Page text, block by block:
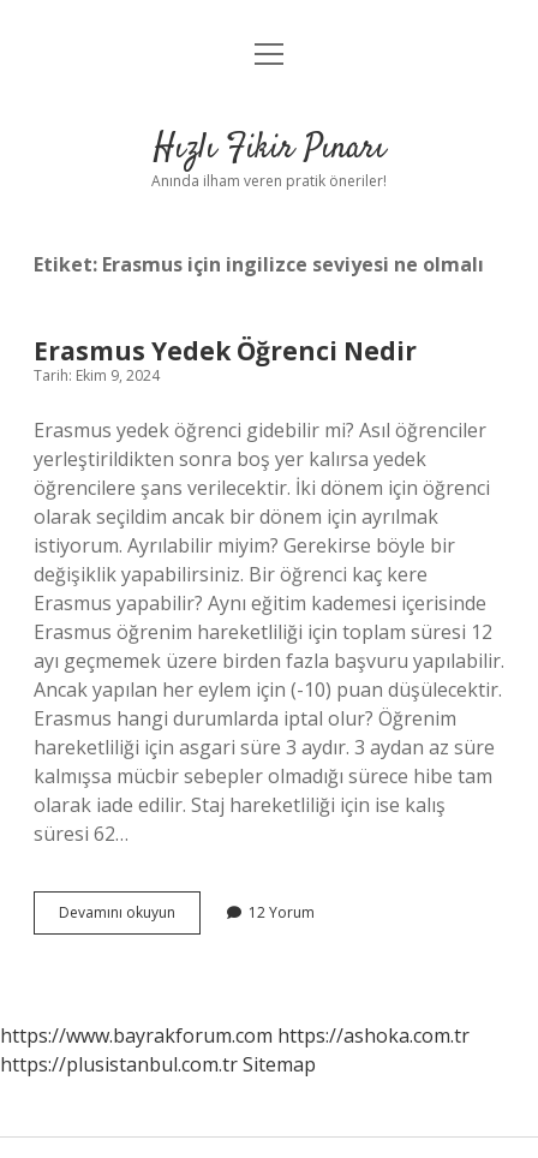
Anasayfa
Yasal Uyarı
menüyü
Hızlı Fikir Pınarı
Anında ilham veren pratik öneriler!
Etiket: Erasmus için ingilizce seviyesi ne olmalı
Erasmus Yedek Öğrenci Nedir
Tarih: Ekim 9, 2024
Erasmus yedek öğrenci gidebilir mi? Asıl öğrenciler
yerleştirildikten sonra boş yer kalırsa yedek
öğrencilere şans verilecektir. İki dönem için öğrenci
olarak seçildim ancak bir dönem için ayrılmak
istiyorum. Ayrılabilir miyim? Gerekirse böyle bir
değişiklik yapabilirsiniz. Bir öğrenci kaç kere
Erasmus yapabilir? Aynı eğitim kademesi içerisinde
Erasmus öğrenim hareketliliği için toplam süresi 12
ayı geçmemek üzere birden fazla başvuru yapılabilir.
Ancak yapılan her eylem için (-10) puan düşülecektir.
Erasmus hangi durumlarda iptal olur? Öğrenim
hareketliliği için asgari süre 3 aydır. 3 aydan az süre
kalmışsa mücbir sebepler olmadığı sürece hibe tam
olarak iade edilir. Staj hareketliliği için ise kalış
süresi 62…
Devamını okuyun Erasmus
Yedek
12 Yorum
https://www.bayrakforum.com https://ashoka.com.tr
https://plusistanbul.com.trSitemap